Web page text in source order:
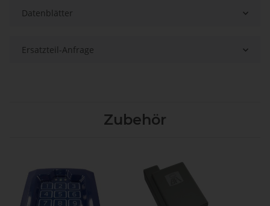
Datenblätter
Ersatzteil-Anfrage
Zubehör